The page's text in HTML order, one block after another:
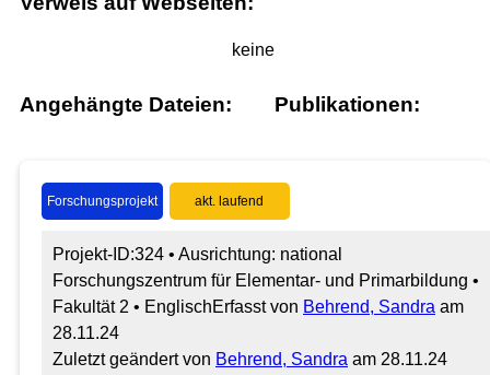
Angehängte Dateien:
keine
Publikationen:
Forschungsprojekt akt. laufend
Projekt-ID:324 • Ausrichtung: national
Forschungszentrum für Elementar- und Primarbildung •
Fakultät 2 • EnglischErfasst von Behrend, Sandra am
28.11.24
Zuletzt geändert von Behrend, Sandra am 28.11.24